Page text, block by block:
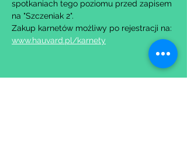
spotkaniach tego poziomu przed zapisem
na "Szczeniak 2".
Zakup karnetów możliwy po rejestracji na:
www.hauvard.pl/karnety